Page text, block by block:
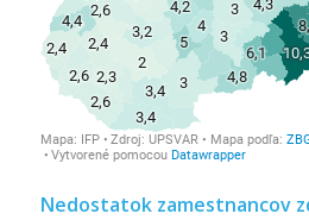
Nedostatok zamestnancov